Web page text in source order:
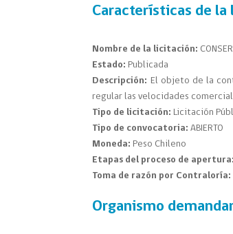
Características de
Nombre de la licitación:
Estado: Publicada
Descripción: El objeto de la
regular las velocidades
Tipo de licitación: Licitación
Tipo de convocatoria: ABIERTO
Moneda: Peso Chileno
Etapas del proceso de apertura:
Toma de razón por Contraloría:
Organismo